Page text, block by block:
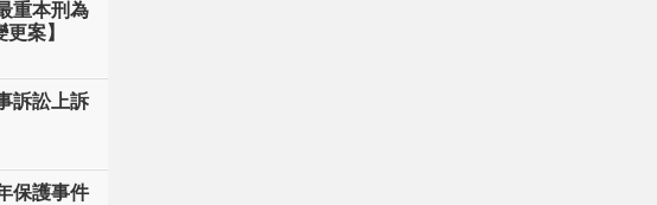
重本刑為
案】
訴訟上訴
保護事件